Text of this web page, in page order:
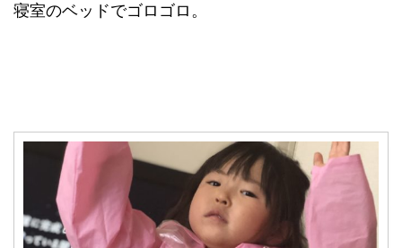
寝室のベッドでゴロゴロ。